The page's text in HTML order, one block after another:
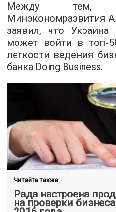
Между тем,
Минэкономразвития
заявил, что
может войти в топ-
легкости ведения
банка Doing Business.
Читайте также
Рада настроена
на проверки